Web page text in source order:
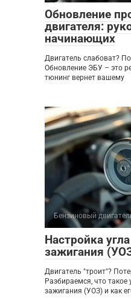
Обновление
двигателя:
начинающих
Двигатель слабоват?
Обновление ЭБУ – это
тюнинг вернет вашему
Бензиновый
Настройка
зажигания
Двигатель "троит"?
Разбираемся, что такое
зажигания (УОЗ) и как